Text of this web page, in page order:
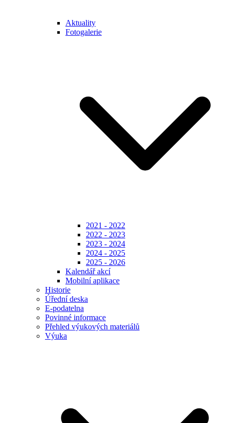
Aktuality
Fotogalerie
2021 - 2022
2022 - 2023
2023 - 2024
2024 - 2025
2025 - 2026
Kalendář akcí
Mobilní aplikace
Historie
Úřední deska
E-podatelna
Povinné informace
Přehled výukových materiálů
Výuka